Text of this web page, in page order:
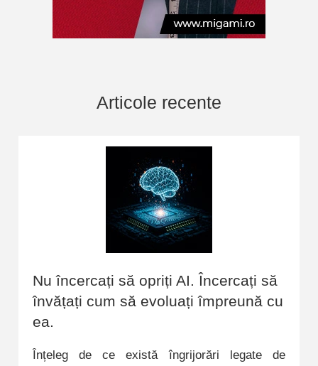
Articole recente
Nu încercați să opriți AI. Încercați să
învățați cum să evoluați împreună cu
ea.
Înțeleg de ce există îngrijorări legate de